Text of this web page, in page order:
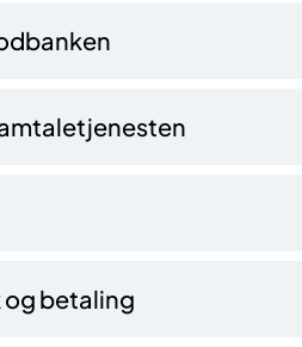
og betaling